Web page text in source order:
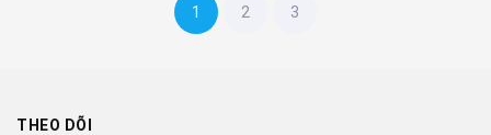
1 2 3
THEO DÕI